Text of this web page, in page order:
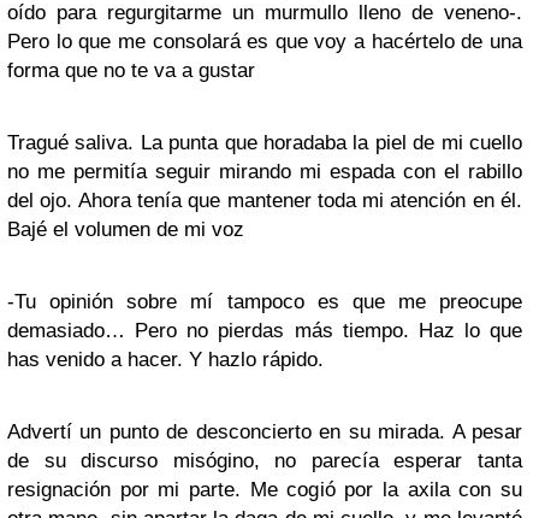
oído para regurgitarme un murmullo lleno de veneno-.
Pero lo que me consolará es que voy a hacértelo de una
forma que no te va a gustar
Tragué saliva. La punta que horadaba la piel de mi cuello
no me permitía seguir mirando mi espada con el rabillo
del ojo. Ahora tenía que mantener toda mi atención en él.
Bajé el volumen de mi voz
-Tu opinión sobre mí tampoco es que me preocupe
demasiado… Pero no pierdas más tiempo. Haz lo que
has venido a hacer. Y hazlo rápido.
Advertí un punto de desconcierto en su mirada. A pesar
de su discurso misógino, no parecía esperar tanta
resignación por mi parte. Me cogió por la axila con su